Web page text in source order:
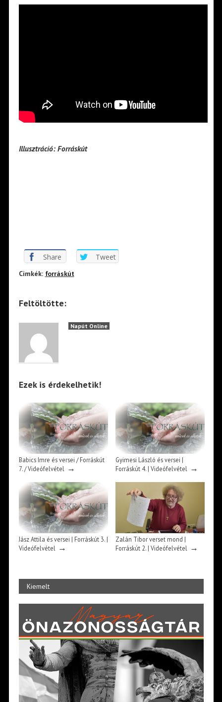
Illusztráció: Forráskút
Share Tweet
Cimkék: forráskút
Feltöltötte:
Napút Online
Ezek is érdekelhetik!
Babics Imre és versei / Forráskút
7. / Videófelvétel→
Gyimesi László és versei |
Forráskút 4. | Videófelvétel→
Jász Attila és versei | Forráskút 3. |
Videófelvétel→
Zalán Tibor verset mond |
Forráskút 2. | Videófelvétel→
Kiemelt